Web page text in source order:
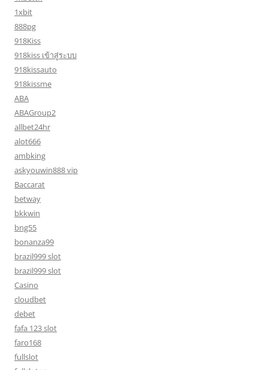
1xbit
888pg
918Kiss
918kiss เข้าสู่ระบบ
918kissauto
918kissme
ABA
ABAGroup2
allbet24hr
alot666
ambking
askyouwin888 vip
Baccarat
betway
bkkwin
bng55
bonanza99
brazil999 slot
brazil999 slot
Casino
cloudbet
debet
fafa 123 slot
faro168
fullslot